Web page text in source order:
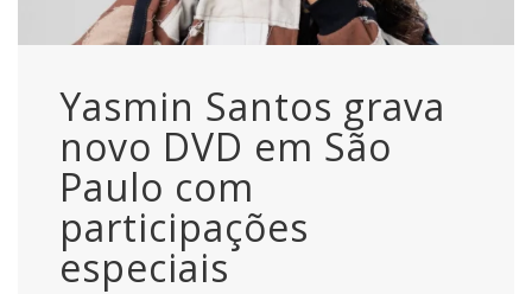
Yasmin Santos grava
novo DVD em São
Paulo com
participações
especiais